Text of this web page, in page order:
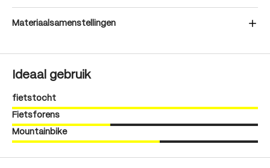
Materiaalsamenstellingen
Ideaal gebruik
fietstocht
Fietsforens
Mountainbike